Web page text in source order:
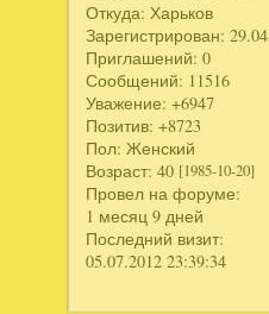
Откуда: Харьков
Зарегистрирован:
Приглашений: 0
Сообщений: 11516
Уважение: +6947
Позитив: +8723
Пол: Женский
Возраст: 40 [1985-10-20]
Провел на форуме:
1 месяц 9 дней
Последний визит:
05.07.2012 23:39:34